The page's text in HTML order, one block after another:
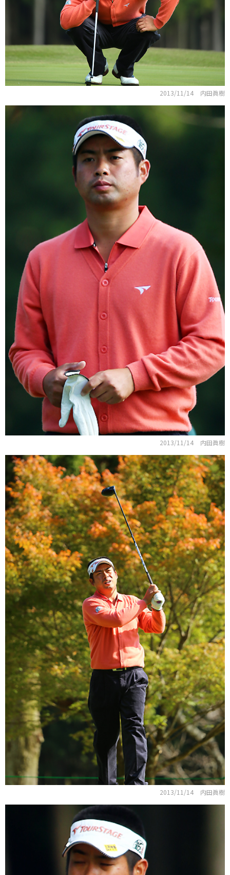
2013/11/14 内田眞樹
2013/11/14 内田眞樹
2013/11/14 内田眞樹